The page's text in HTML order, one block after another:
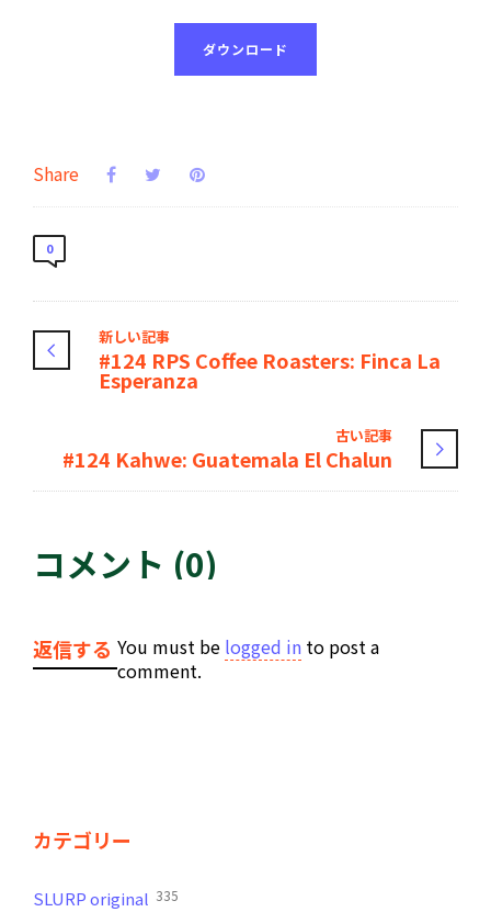
ダウンロード
Share
0
新しい記事
#124 RPS Coffee Roasters: Finca La
Esperanza
古い記事
#124 Kahwe: Guatemala El Chalun
コメント (0)
返信する You must be logged in to post a
comment.
カテゴリー
SLURP original 335